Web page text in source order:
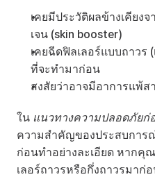
เคยมีประวัติผลข้างเคียง
เจน (skin booster)
เคยฉีดฟิลเลอร์แบบถาวร
ที่จะทำมาก่อน
สงสัยว่าอาจมีอาการแพ้ส
ใน แนวทางความปลอดภัยก่
ความสำคัญของประสบการ
ก่อนทำอย่างละเอียด หากคุ
เลอร์ถาวรหรือกึ่งถาวรมาก่